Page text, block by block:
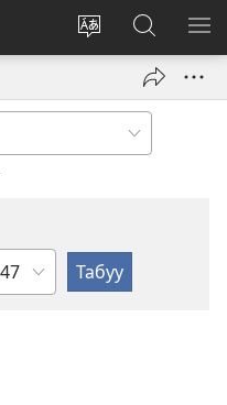
Башка
тандоо
Кирүү
(жаңы
JW.ORG
сайтынан
издөө
Бөлүм